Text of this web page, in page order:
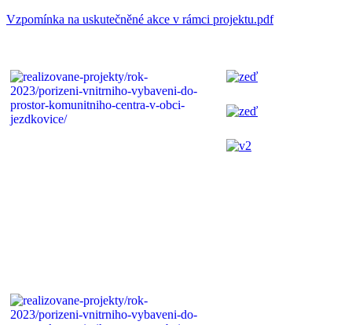
Vzpomínka na uskutečněné akce v rámci projektu.pdf